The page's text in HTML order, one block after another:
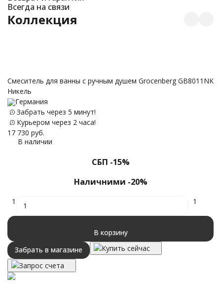
Всегда на связи
Коллекция
Смеситель для ванны с ручным душем Grocenberg GB8011NK
Никель
Германия
Забрать через 5 минут!
Курьером через 2 часа!
17 730 руб.
В наличии
СБП -15%
Наличними -20%
1 1
В корзину
Забрать в магазине
Купить сейчас
Запрос счета